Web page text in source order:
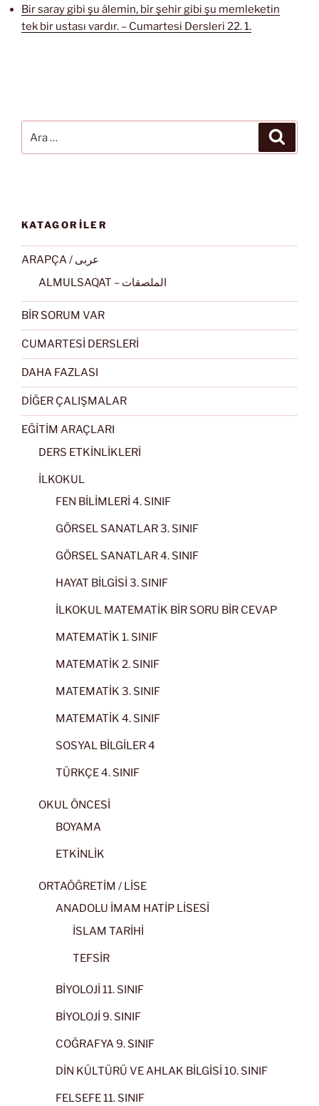
Bir saray gibi şu âlemin, bir şehir gibi şu memleketin
tek bir ustası vardır. – Cumartesi Dersleri 22. 1.
KATAGORİLER
ARAPÇA / عربى
ALMULSAQAT – الملصقات
BİR SORUM VAR
CUMARTESİ DERSLERİ
DAHA FAZLASI
DİĞER ÇALIŞMALAR
EĞİTİM ARAÇLARI
DERS ETKİNLİKLERİ
İLKOKUL
FEN BİLİMLERİ 4. SINIF
GÖRSEL SANATLAR 3. SINIF
GÖRSEL SANATLAR 4. SINIF
HAYAT BİLGİSİ 3. SINIF
İLKOKUL MATEMATİK BİR SORU BİR CEVAP
MATEMATİK 1. SINIF
MATEMATİK 2. SINIF
MATEMATİK 3. SINIF
MATEMATİK 4. SINIF
SOSYAL BİLGİLER 4
TÜRKÇE 4. SINIF
OKUL ÖNCESİ
BOYAMA
ETKİNLİK
ORTAÖĞRETİM / LİSE
ANADOLU İMAM HATİP LİSESİ
İSLAM TARİHİ
TEFSİR
BİYOLOJİ 11. SINIF
BİYOLOJİ 9. SINIF
COĞRAFYA 9. SINIF
DİN KÜLTÜRÜ VE AHLAK BİLGİSİ 10. SINIF
FELSEFE 11. SINIF